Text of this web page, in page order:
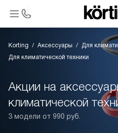
Korting Аксессуары Для
Для климатической техники
Акции на
климатической
3 модели от 990 руб.